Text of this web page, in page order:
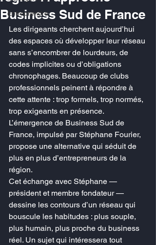
Entreprendre
Business Sud de France
Les dirigeants cherchent aujourd’hui
des espaces où développer leur réseau
sans s’encombrer de lourdeurs, de
codes implicites ou d’obligations
chronophages. Beaucoup de clubs
professionnels peinent à répondre à
cette attente : trop formels, trop normés,
trop exigeants en présence.
L’émergence de Business Sud de
France, impulsé par Stéphane Fourier,
propose une alternative qui séduit de
plus en plus d’entrepreneurs de la
région.
Cet échange avec Stéphane —
président et membre fondateur —
dessine les contours d’un réseau qui
bouscule les habitudes : plus souple,
plus humain, plus proche du business
réel. Un sujet qui intéressera tout